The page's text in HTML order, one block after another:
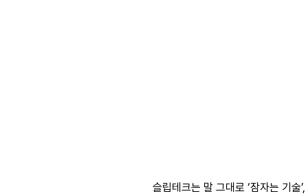
슬립테크는 말 그대로 ‘잠자는 기